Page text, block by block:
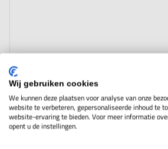
Wij gebruiken cookies
We kunnen deze plaatsen voor analyse van onze
website te verbeteren, gepersonaliseerde inhoud te
website-ervaring te bieden. Voor meer informatie
opent u de instellingen.